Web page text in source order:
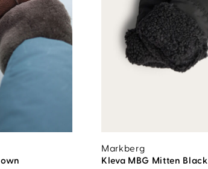
Markberg
Kleva MBG Mitten Black